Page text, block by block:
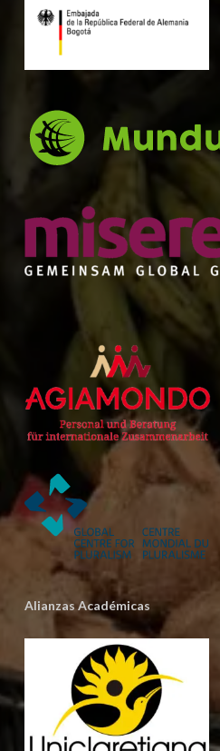
Alianzas Académicas